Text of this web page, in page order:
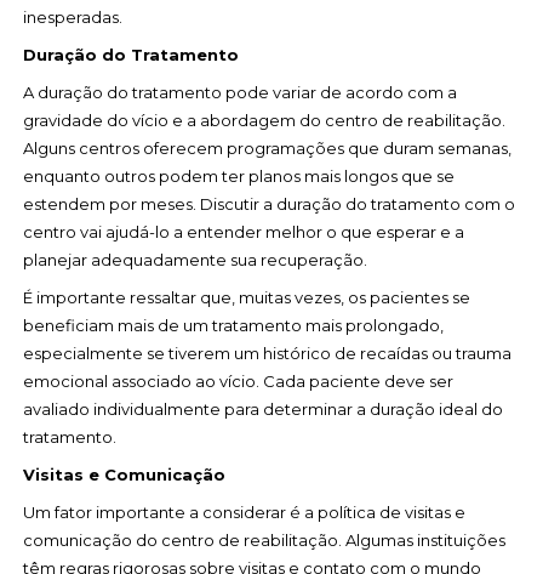
inesperadas.
Duração do Tratamento
A duração do tratamento pode variar de acordo com a
gravidade do vício e a abordagem do centro de reabilitação.
Alguns centros oferecem programações que duram semanas,
enquanto outros podem ter planos mais longos que se
estendem por meses. Discutir a duração do tratamento com o
centro vai ajudá-lo a entender melhor o que esperar e a
planejar adequadamente sua recuperação.
É importante ressaltar que, muitas vezes, os pacientes se
beneficiam mais de um tratamento mais prolongado,
especialmente se tiverem um histórico de recaídas ou trauma
emocional associado ao vício. Cada paciente deve ser
avaliado individualmente para determinar a duração ideal do
tratamento.
Visitas e Comunicação
Um fator importante a considerar é a política de visitas e
comunicação do centro de reabilitação. Algumas instituições
têm regras rigorosas sobre visitas e contato com o mundo